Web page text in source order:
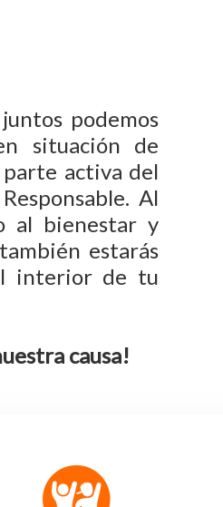
podemos
situación de
activa del
Al
al bienestar y
estarás
interior de tu
causa!